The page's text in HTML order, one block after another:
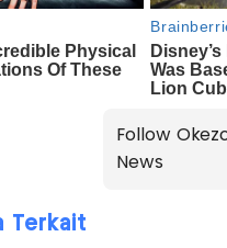
Follow
News
Terkait